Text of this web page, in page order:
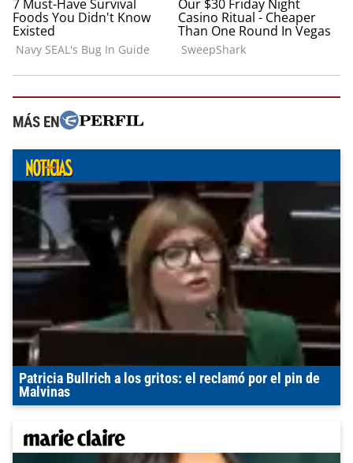
MÁS EN
Patricia Bullrich a los gritos: el reclamó por el pin de
Malvinas